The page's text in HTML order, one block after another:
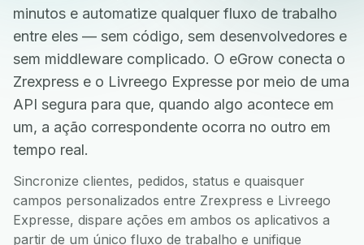
minutos e automatize qualquer fluxo de trabalho
entre eles — sem código, sem desenvolvedores e
sem middleware complicado. O eGrow conecta o
Zrexpress e o Livreego Expresse por meio de uma
API segura para que, quando algo acontece em
um, a ação correspondente ocorra no outro em
tempo real.
Sincronize clientes, pedidos, status e quaisquer
campos personalizados entre Zrexpress e Livreego
Expresse, dispare ações em ambos os aplicativos a
partir de um único fluxo de trabalho e unifique